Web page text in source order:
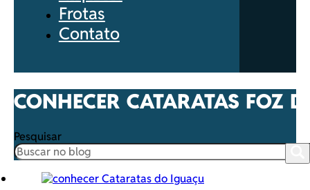
Frotas
Contato
CONHECER CATARATAS FOZ
Pesquisar